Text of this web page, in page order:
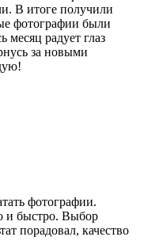
В итоге получили
фотографии были
месяц радует глаз
за новыми
фотографии.
и быстро. Выбор
порадовал, качество